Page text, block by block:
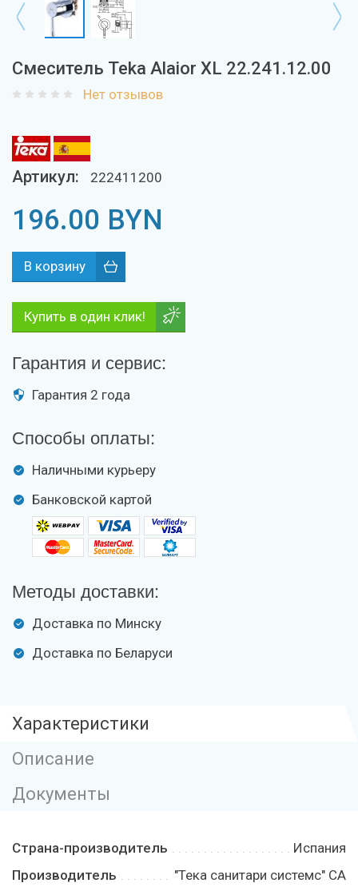
Смеситель Teka Alaior XL 22.241.12.00
Нет отзывов
Артикул: 222411200
196.00 BYN
Купить в один клик!
Гарантия и сервис:
Гарантия 2 года
Способы оплаты:
Наличными курьеру
Банковской картой
Методы доставки:
Доставка по Минску
Доставка по Беларуси
Характеристики
Описание
Документы
Страна-производитель
Испания
Производитель
"Тека санитари системс" СА